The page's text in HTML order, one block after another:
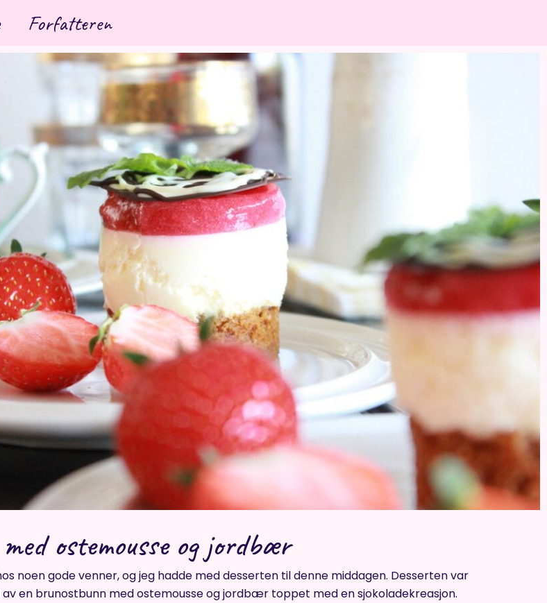
Forfatteren
ostemousse og jordbær
noen gode venner, og jeg hadde med desserten til denne middagen. Desserten var
en brunostbunn med ostemousse og jordbær toppet med en sjokoladekreasjon.